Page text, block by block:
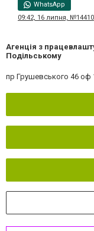
WhatsApp
09:42, 16 липня, №14410
Агенція з
Подільському
пр Грушевського 46 оф